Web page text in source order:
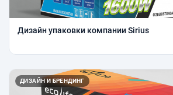
Дизайн упаковки компании Sirius
ДИЗАЙН И БРЕНДИНГ